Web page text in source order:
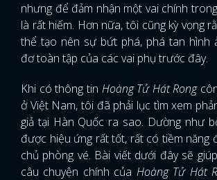
nhưng để đảm nhận một vai chính
là rất hiếm. Hơn nữa, tôi cũng kỳ vọng
thể tạo nên sự bứt phá, phá tan hình
đơ toàn tập của các vai phụ trước đây.
Khi có thông tin Hoàng Tử Hát Rong
ở Việt Nam, tôi đã phải lục tìm xem
giả tại Hàn Quốc ra sao. Dường như
được hiệu ứng rất tốt, rất có tiềm năng
chủ phòng vé. Bài viết dưới đây sẽ
câu chuyện chính của Hoàng Tử Hát